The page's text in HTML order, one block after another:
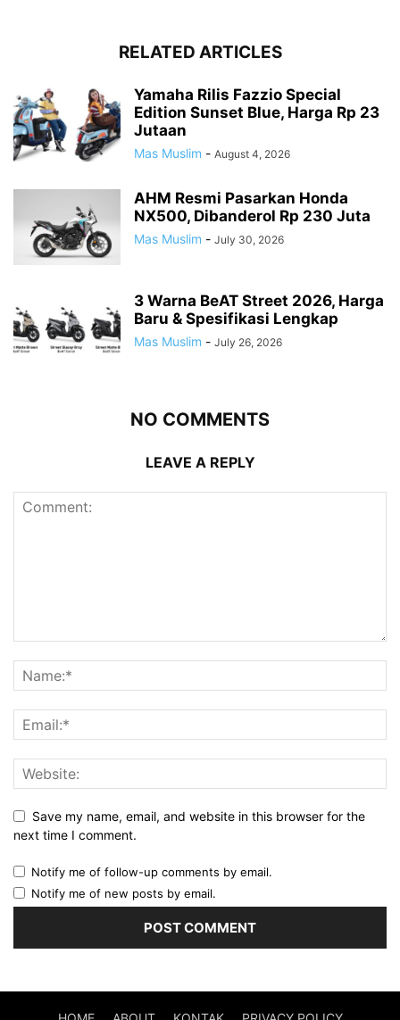
RELATED ARTICLES
Yamaha Rilis Fazzio Special
Edition Sunset Blue, Harga Rp 23
Jutaan
Mas Muslim - August 4, 2026
AHM Resmi Pasarkan Honda
NX500, Dibanderol Rp 230 Juta
Mas Muslim - July 30, 2026
3 Warna BeAT Street 2026, Harga
Baru & Spesifikasi Lengkap
Mas Muslim - July 26, 2026
NO COMMENTS
LEAVE A REPLY
Save my name, email, and website in this browser for the
next time I comment.
Notify me of follow-up comments by email.
Notify me of new posts by email.